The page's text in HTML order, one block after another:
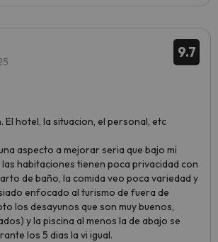
9.7
El hotel, la situacion, el personal, etc
aspecto a mejorar seria que bajo mi
habitaciones tienen poca privacidad con
de baño, la comida veo poca variedad y
enfocado al turismo de fuera de
los desayunos que son muy buenos,
y la piscina al menos la de abajo se
los 5 dias la vi igual.